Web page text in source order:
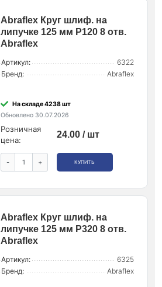
Abraflex Круг шлиф. на
липучке 125 мм P120 8 отв.
Abraflex
Артикул:
6322
Бренд:
Abraflex
На складе 4238 шт
Обновлено 30.07.2026
Розничная
цена:
24.00 / шт
- + КУПИТЬ
Abraflex Круг шлиф. на
липучке 125 мм P320 8 отв.
Abraflex
Артикул:
6325
Бренд:
Abraflex